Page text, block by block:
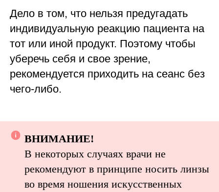
Дело в том, что нельзя предугадать
индивидуальную реакцию пациента на
тот или иной продукт. Поэтому чтобы
уберечь себя и свое зрение,
рекомендуется приходить на сеанс без
чего-либо.
ВНИМАНИЕ!
В некоторых случаях врачи не
рекомендуют в принципе носить линзы
во время ношения искусственных